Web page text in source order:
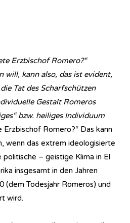
Erzbischof Romero?“
will, kann also, das ist evident,
Tat des Scharfschützen
Gestalt Romeros
bzw. heiliges Individuum
Erzbischof Romero?“ Das kann
wenn das extrem ideologisierte
politische – geistige Klima in El
insgesamt in den Jahren
(dem Todesjahr Romeros) und
wird.